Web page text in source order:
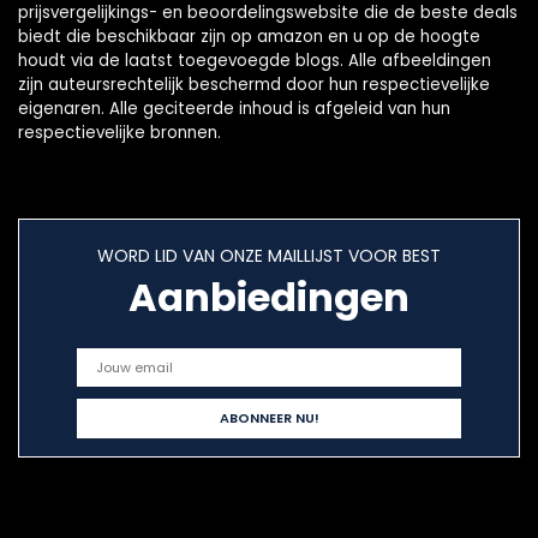
prijsvergelijkings- en beoordelingswebsite die de beste deals
biedt die beschikbaar zijn op amazon en u op de hoogte
houdt via de laatst toegevoegde blogs. Alle afbeeldingen
zijn auteursrechtelijk beschermd door hun respectievelijke
eigenaren. Alle geciteerde inhoud is afgeleid van hun
respectievelijke bronnen.
WORD LID VAN ONZE MAILLIJST VOOR BEST
Aanbiedingen